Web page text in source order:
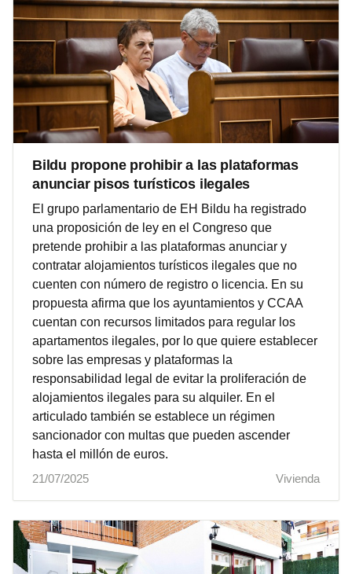
Bildu propone prohibir a las plataformas
anunciar pisos turísticos ilegales
El grupo parlamentario de EH Bildu ha registrado
una proposición de ley en el Congreso que
pretende prohibir a las plataformas anunciar y
contratar alojamientos turísticos ilegales que no
cuenten con número de registro o licencia. En su
propuesta afirma que los ayuntamientos y CCAA
cuentan con recursos limitados para regular los
apartamentos ilegales, por lo que quiere establecer
sobre las empresas y plataformas la
responsabilidad legal de evitar la proliferación de
alojamientos ilegales para su alquiler. En el
articulado también se establece un régimen
sancionador con multas que pueden ascender
hasta el millón de euros.
21/07/2025
Vivienda